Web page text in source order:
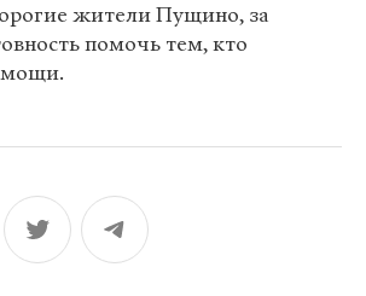
жители Пущино, за
помочь тем, кто